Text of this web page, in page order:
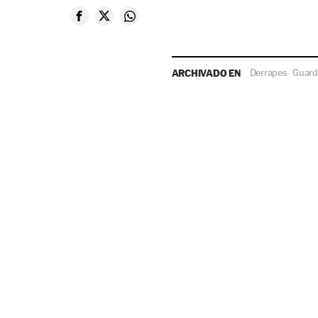
ARCHIVADO EN Derrapes·